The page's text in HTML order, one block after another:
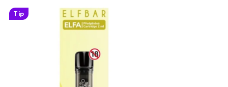
NIKOTINOVÉ SÁČKY
Tip